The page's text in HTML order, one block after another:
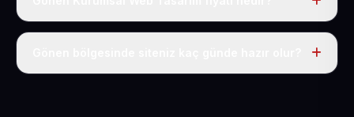
Tek fiyat uygulanır: yıllık 50 USD + KDV. Bu bedele alan